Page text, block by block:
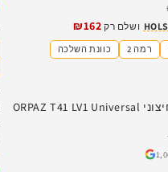
ושלם רק ₪162
רמה 2
כוונת השלכה
נרתיק פולימרי חיצוני ORPAZ T41 LV1 Universal